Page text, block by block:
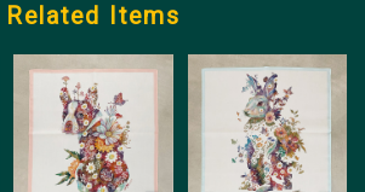
Related Items